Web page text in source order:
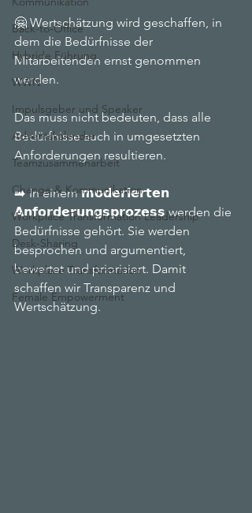
Back-to-Office
Hybride Führung
WWN
Impulsgeber und Speaker
Adventskalender
Teamzusammenarbeit
Change & Kommunikation
Workplace Transformation Leadership
Desk-Sharing
Workplace Transformation
Female Empowerment
🤗 Wertschätzung wird geschaffen, in
dem die Bedürfnisse der
Mitarbeitenden ernst genommen
werden.
Das muss nicht bedeuten, dass alle
Bedürfnisse auch in umgesetzten
Anforderungen resultieren.
➡️ In einem 𝗺𝗼𝗱𝗲𝗿𝗶𝗲𝗿𝘁𝗲𝗻
𝗔𝗻𝗳𝗼𝗿𝗱𝗲𝗿𝘂𝗻𝗴𝘀𝗽𝗿𝗼𝘇𝗲𝘀𝘀 werden die
Bedürfnisse gehört. Sie werden
besprochen und argumentiert,
bewertet und priorisiert. Damit
schaffen wir Transparenz und
Wertschätzung.